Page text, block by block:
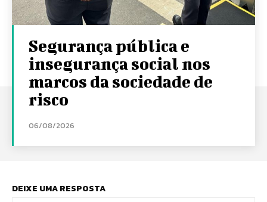
Segurança pública e
insegurança social nos
marcos da sociedade de
risco
06/08/2026
DEIXE UMA RESPOSTA